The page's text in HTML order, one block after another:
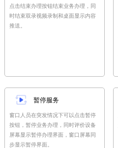
点击结束办理按钮结束业务办理，同
时结束双录视频录制和桌面显示内容
推送。
暂停服务
窗口人员在突发情况下可以点击暂停
按钮，暂停业务办理，同时评价设备
屏幕显示暂停办理界面，窗口屏幕同
步显示暂停界面。